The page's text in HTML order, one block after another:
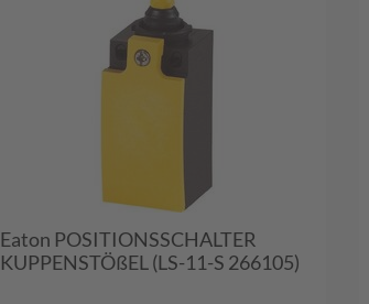
Eaton POSITIONSSCHALTER
KUPPENSTÖßEL (LS-11-S 266105)